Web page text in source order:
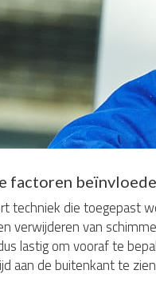
factoren
techniek die toegepast
verwijderen van
lastig om vooraf te
aan de buitenkant te